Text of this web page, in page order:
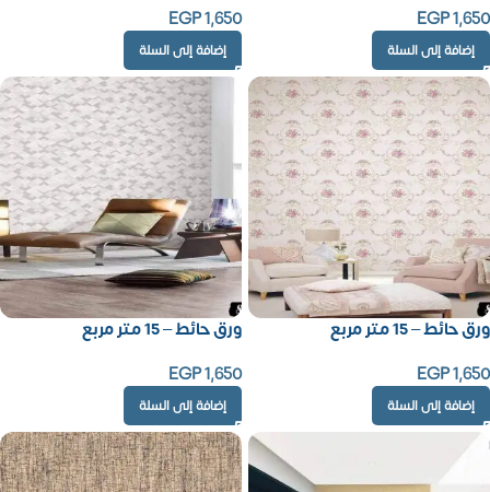
EGP1,650
إضافة إلى السلة
EGP1,650
إضافة إلى السلة
ورق حائط – 15 متر مربع
EGP1,650
إضافة إلى السلة
ورق حائط – 15 متر مربع
EGP1,650
إضافة إلى السلة